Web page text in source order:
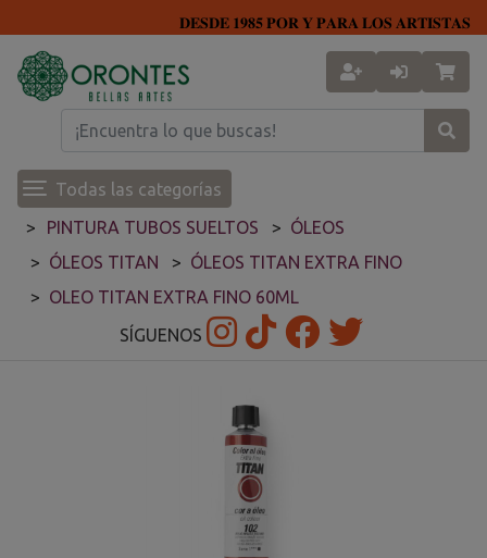
𝐃𝐄𝐒𝐃𝐄 𝟏𝟗𝟖𝟓 𝐏𝐎𝐑 𝐘 𝐏𝐀𝐑𝐀 𝐋𝐎𝐒 𝐀𝐑𝐓𝐈𝐒𝐓𝐀𝐒
Todas las categorías
PINTURA TUBOS SUELTOS
ÓLEOS
ÓLEOS TITAN
ÓLEOS TITAN EXTRA FINO
OLEO TITAN EXTRA FINO 60ML
SÍGUENOS